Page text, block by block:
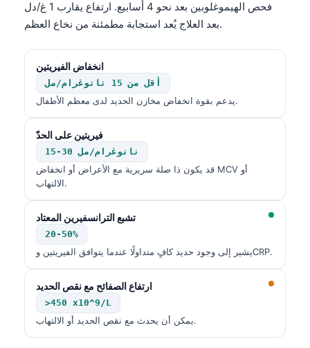
فحص الهيموغلوبين بعد نحو 4 أسابيع. ارتفاع يقارب 1 غ/دل
بعد العلاج يُعد استجابة مطمئنة من نخاع العظم.
انخفاض الفيريتين
أقل من 15 نانوغرام/مل
يدعم بقوة انخفاض مخازن الحديد لدى معظم الأطفال.
فيريتين على الحدّ
15-30 نانوغرام/مل
قد يكون ذا صلة سريرية مع الأعراض أو انخفاض MCV أو
الالتهاب.
تشبع الترانسفيرين المعتاد
20-50%
يشير إلى وجود حديد كافٍ متداولًا عندما يتوافق الفيريتين وCRP.
ارتفاع الصفائح مع نقص الحديد
>450 x10^9/L
يمكن أن يحدث مع نقص الحديد أو الالتهاب.
Русский
Lietuvių kalba
한국어
Slovenščina
Shqip
বাংলা
मराठी
తెలుగు
ಕನ್ನಡ